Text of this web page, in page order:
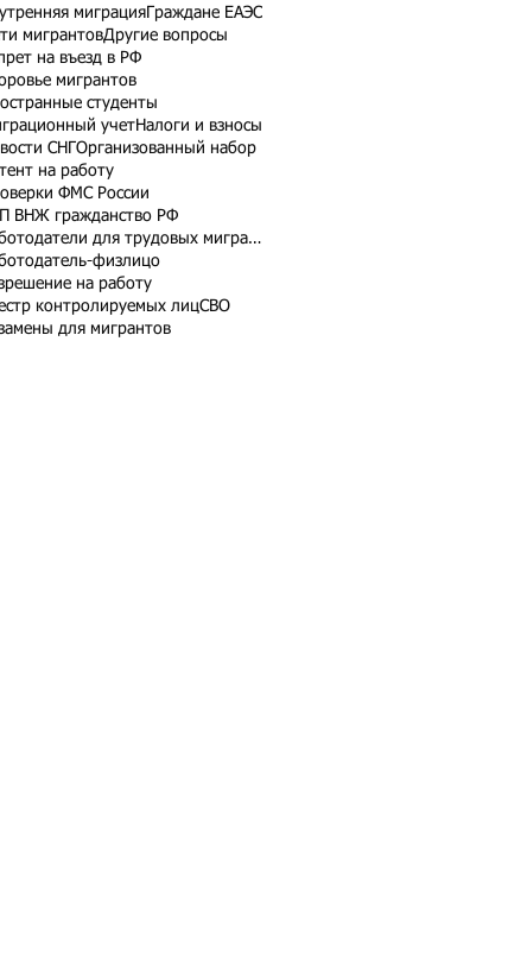
миграция Граждане ЕАЭС
мигрантовДругие вопросы
на въезд в РФ
мигрантов
студенты
учетНалоги и взносы
СНГ Организованный набор
на работу
ФМС России
ВНЖ гражданство РФ
Работодатели для трудовых мигрантов
физлицо
на работу
контролируемых лицСВО
для мигрантов